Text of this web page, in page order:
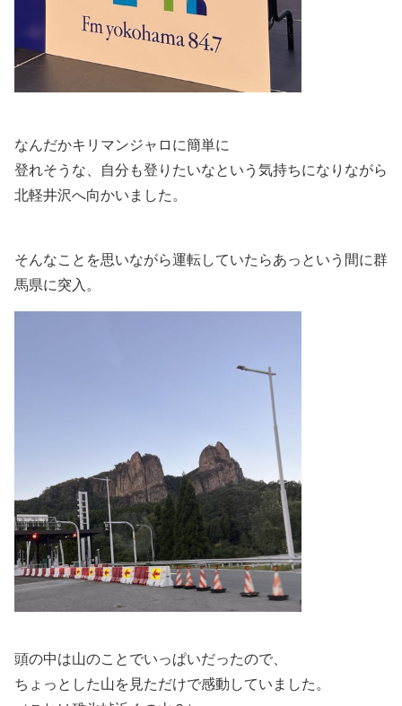
なんだかキリマンジャロに簡単に
登れそうな、自分も登りたいなという気持ちになりながら
北軽井沢へ向かいました。
そんなことを思いながら運転していたらあっという間に群
馬県に突入。
頭の中は山のことでいっぱいだったので、
ちょっとした山を見ただけで感動していました。